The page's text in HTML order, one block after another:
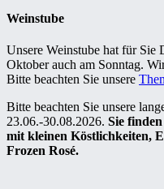
Weinstube
Unsere Weinstube hat für Sie
Oktober auch am Sonntag.
Bitte beachten Sie unsere
Bitte beachten Sie unsere
23.06.-30.08.2026. Sie
mit kleinen Köstlichkeiten,
Frozen Rosé.